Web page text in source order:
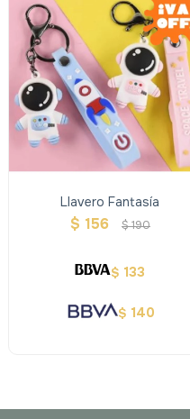
Llavero Fantasía
$ 156 $190
$ 133
$ 140